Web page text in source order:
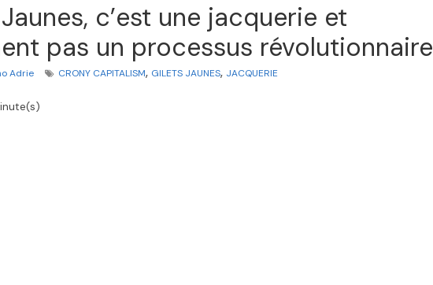
c’est une jacquerie et
pas un processus révolutionnaire
Adrie CRONY CAPITALISM, GILETS JAUNES, JACQUERIE